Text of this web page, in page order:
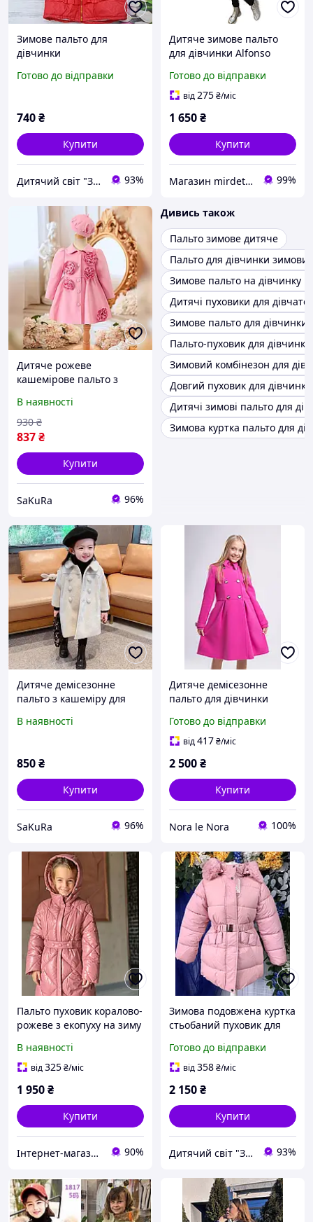
Зимове пальто для
дівчинки
Готово до відправки
740₴
Купити
Дитячий світ "Замок" 93%
Дитяче зимове пальто
для дівчинки Alfonso
Готово до відправки
від275₴/міс
1 650₴
Купити
Магазин mirdetstva.com.ua Одяг та взуття для дітей та підлітків 99%
Дитяче рожеве
кашемірове пальто з
В наявності
837₴
930 ₴
Купити
SaKuRa 96%
Дивись також
Пальто зимове дитяче
Пальто для дівчинки
Зимове пальто на дівчинку
Дитячі пуховики для дівчаток
Зимове пальто для дівчинки
Пальто-пуховик для дівчинки
Зимовий комбінезон для
Довгий пуховик для дівчинки
Дитячі зимові пальто для
Зимова куртка пальто для
Дитяче демісезонне
пальто з кашеміру для
В наявності
850₴
Купити
SaKuRa 96%
Дитяче демісезонне
пальто для дівчинки
елегантне класичне
шкільне пальто весна
Готово до відправки
від417₴/міс
2 500₴
Купити
Nora le Nora 100%
Пальто пуховик коралово-
рожеве з екопуху на зиму
років/зріст
104,110,116,122см
В наявності
від325₴/міс
1 950₴
Купити
Інтернет-магазин"Лімпопо" - для дітей та підлітків 90%
Зимова подовжена куртка
стьобаний пуховик для
кольору з приталеним
силуетом
Готово до відправки
від358₴/міс
2 150₴
Купити
Дитячий світ "Замок" 93%